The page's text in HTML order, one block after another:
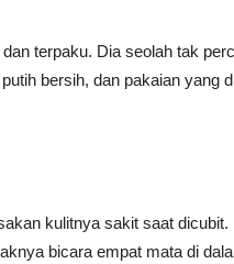
terpaku. Dia seolah tak
bersih, dan pakaian yang
kulitnya sakit saat
bicara empat mata di